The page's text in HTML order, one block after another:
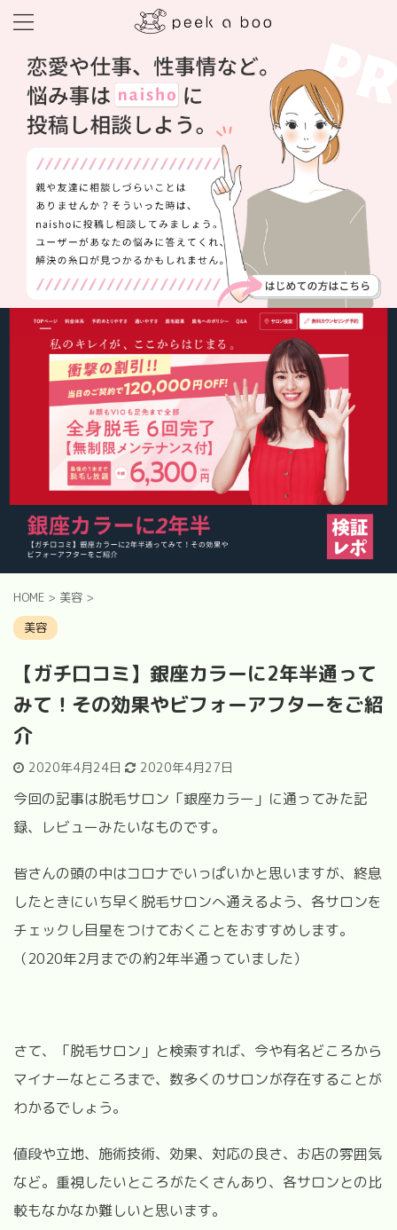
HOME > 美容 >
美容
【ガチ口コミ】銀座カラーに2年半通って
みて！その効果やビフォーアフターをご紹
介
2020年4月24日 2020年4月27日
今回の記事は脱毛サロン「銀座カラー」に通ってみた記
録、レビューみたいなものです。
皆さんの頭の中はコロナでいっぱいかと思いますが、終息
したときにいち早く脱毛サロンへ通えるよう、各サロンを
チェックし目星をつけておくことをおすすめします。
（2020年2月までの約2年半通っていました）
さて、「脱毛サロン」と検索すれば、今や有名どころから
マイナーなところまで、数多くのサロンが存在することが
わかるでしょう。
値段や立地、施術技術、効果、対応の良さ、お店の雰囲気
など。重視したいところがたくさんあり、各サロンとの比
較もなかなか難しいと思います。